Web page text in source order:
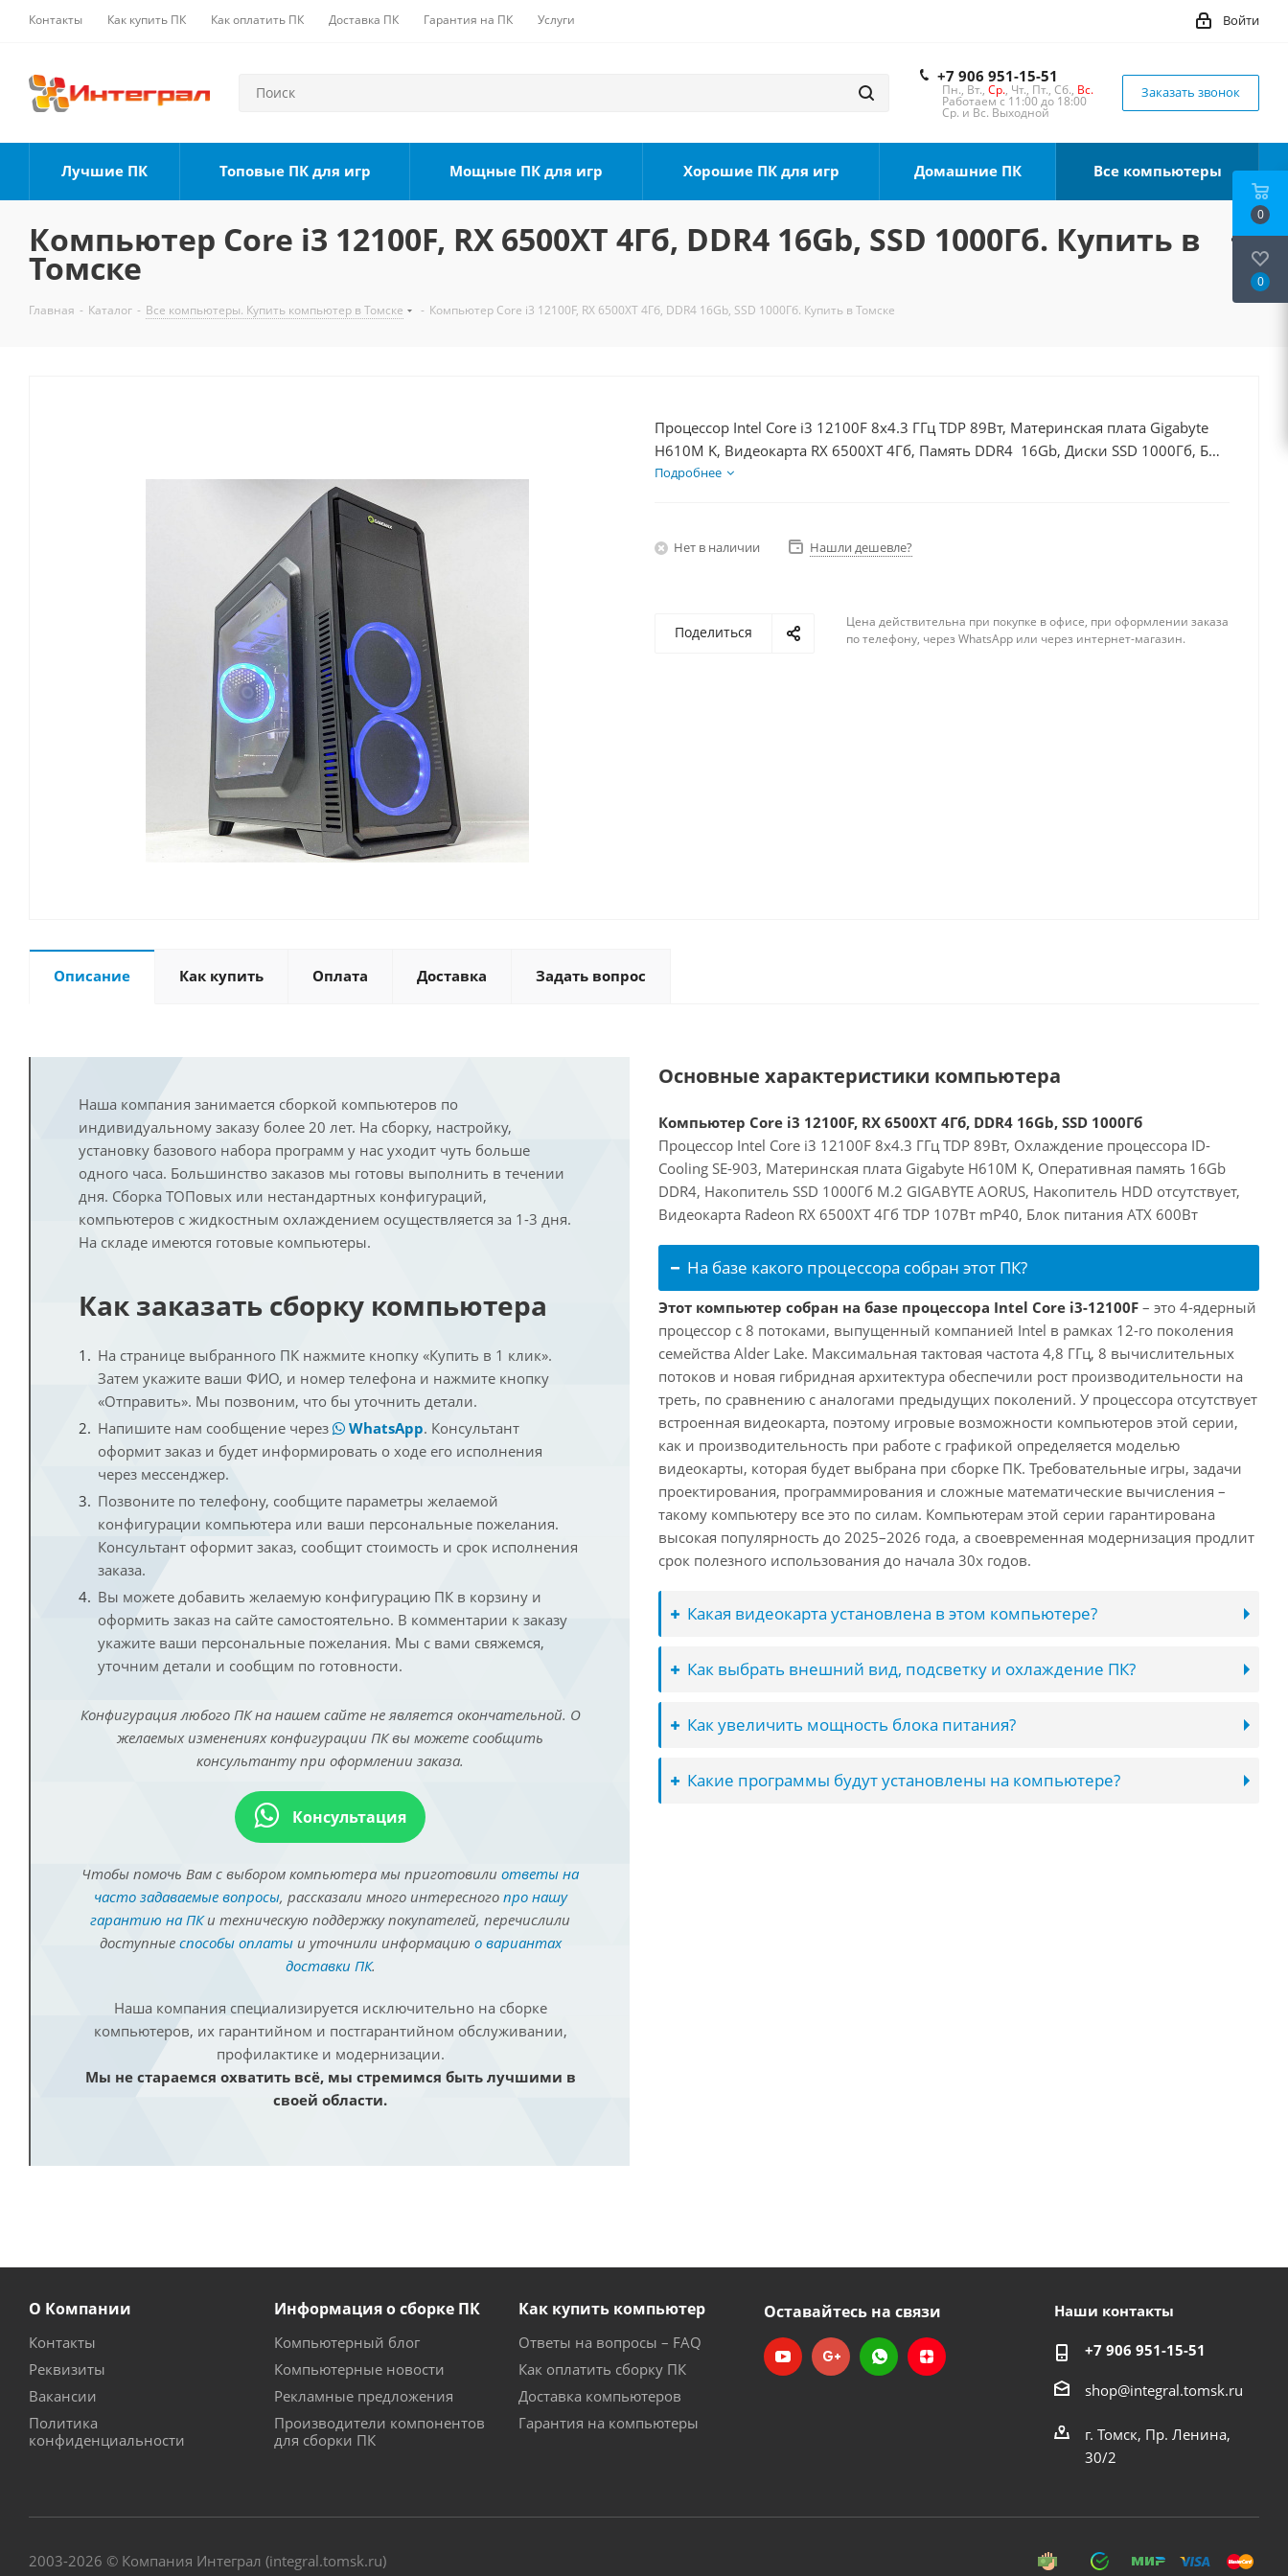
Контакты Как купить ПК Как оплатить ПК Доставка ПК Гарантия на ПК Услуги Войти
+7 906 951-15-51
Пн., Вт., Ср., Чт., Пт., Сб., Вс.
Работаем с 11:00 до 18:00
Ср. и Вс. Выходной
Заказать звонок
Лучшие ПК Топовые ПК для игр Мощные ПК для игр Хорошие ПК для игр Домашние ПК Все компьютеры
Компьютер Core i3 12100F, RX 6500XT 4Гб, DDR4 16Gb, SSD 1000Гб. Купить в
Томске
Главная - Каталог - Все компьютеры. Купить компьютер в Томске - Компьютер Core i3 12100F, RX 6500XT 4Гб, DDR4 16Gb, SSD 1000Гб. Купить в Томске
Процессор Intel Core i3 12100F 8x4.3 ГГц TDP 89Вт, Материнская плата Gigabyte
H610M K, Видеокарта RX 6500XT 4Гб, Память DDR4 16Gb, Диски SSD 1000Гб, БП
600Вт
Подробнее
Нет в наличии Нашли дешевле?
Поделиться
Цена действительна при покупке в офисе, при оформлении заказа
по телефону, через WhatsApp или через интернет-магазин.
Описание Как купить Оплата Доставка Задать вопрос
Наша компания занимается сборкой компьютеров по
индивидуальному заказу более 20 лет. На сборку, настройку,
установку базового набора программ у нас уходит чуть больше
одного часа. Большинство заказов мы готовы выполнить в течении
дня. Сборка ТОПовых или нестандартных конфигураций,
компьютеров с жидкостным охлаждением осуществляется за 1-3 дня.
На складе имеются готовые компьютеры.
Как заказать сборку компьютера
На странице выбранного ПК нажмите кнопку «Купить в 1 клик».
Затем укажите ваши ФИО, и номер телефона и нажмите кнопку
«Отправить». Мы позвоним, что бы уточнить детали.
Напишите нам сообщение через
WhatsApp. Консультант
оформит заказ и будет информировать о ходе его исполнения
через мессенджер.
Позвоните по телефону, сообщите параметры желаемой
конфигурации компьютера или ваши персональные пожелания.
Консультант оформит заказ, сообщит стоимость и срок исполнения
заказа.
Вы можете добавить желаемую конфигурацию ПК в корзину и
оформить заказ на сайте самостоятельно. В комментарии к заказу
укажите ваши персональные пожелания. Мы с вами свяжемся,
уточним детали и сообщим по готовности.
Конфигурация любого ПК на нашем сайте не является окончательной. О
желаемых изменениях конфигурации ПК вы можете сообщить
консультанту при оформлении заказа.
Консультация
Чтобы помочь Вам с выбором компьютера мы приготовили ответы на
часто задаваемые вопросы, рассказали много интересного про нашу
гарантию на ПКи техническую поддержку покупателей, перечислили
доступные способы оплатыи уточнили информацию о вариантах
доставки ПК.
Наша компания специализируется исключительно на сборке
компьютеров, их гарантийном и постгарантийном обслуживании,
профилактике и модернизации.
Мы не стараемся охватить всё, мы стремимся быть лучшими в
своей области.
Основные характеристики компьютера
Компьютер Core i3 12100F, RX 6500XT 4Гб, DDR4 16Gb, SSD 1000Гб
Процессор Intel Core i3 12100F 8x4.3 ГГц TDP 89Вт, Охлаждение процессора ID-
Cooling SE-903, Материнская плата Gigabyte H610M K, Оперативная память 16Gb
DDR4, Накопитель SSD 1000Гб M.2 GIGABYTE AORUS, Накопитель HDD отсутствует,
Видеокарта Radeon RX 6500XT 4Гб TDP 107Вт mP40, Блок питания ATX 600Вт
На базе какого процессора собран этот ПК?
Этот компьютер собран на базе процессора Intel Core i3-12100F – это 4-ядерный
процессор с 8 потоками, выпущенный компанией Intel в рамках 12-го поколения
семейства Alder Lake. Максимальная тактовая частота 4,8 ГГц, 8 вычислительных
потоков и новая гибридная архитектура обеспечили рост производительности на
треть, по сравнению с аналогами предыдущих поколений. У процессора отсутствует
встроенная видеокарта, поэтому игровые возможности компьютеров этой серии,
как и производительность при работе с графикой определяется моделью
видеокарты, которая будет выбрана при сборке ПК. Требовательные игры, задачи
проектирования, программирования и сложные математические вычисления –
такому компьютеру все это по силам. Компьютерам этой серии гарантирована
высокая популярность до 2025–2026 года, а своевременная модернизация продлит
срок полезного использования до начала 30х годов.
Какая видеокарта установлена в этом компьютере?
Как выбрать внешний вид, подсветку и охлаждение ПК?
Как увеличить мощность блока питания?
Какие программы будут установлены на компьютере?
О Компании
Контакты
Реквизиты
Вакансии
Политика
конфиденциальности
Информация о сборке ПК
Компьютерный блог
Компьютерные новости
Рекламные предложения
Производители компонентов
для сборки ПК
Как купить компьютер
Ответы на вопросы – FAQ
Как оплатить сборку ПК
Доставка компьютеров
Гарантия на компьютеры
Оставайтесь на связи Наши контакты
+7 906 951-15-51
shop@integral.tomsk.ru
г. Томск, Пр. Ленина,
30/2
2003-2026 © Компания Интеграл (integral.tomsk.ru)
0
0